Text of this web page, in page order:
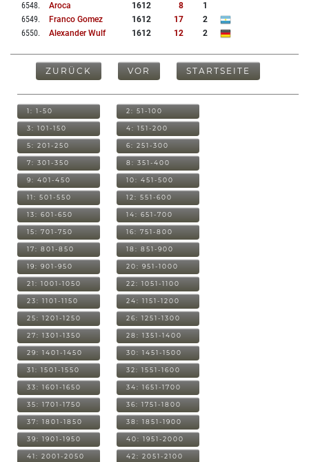
6548. Aroca 1612 8
1
6549. Franco Gomez 1612 17
2
6550. Alexander Wulf 1612 12 2
ZURÜCK VOR STARTSEITE
1: 1-50 2: 51-100
3: 101-150 4: 151-200
5: 201-250 6: 251-300
7: 301-350 8: 351-400
9: 401-450 10: 451-500
11: 501-550 12: 551-600
13: 601-650 14: 651-700
15: 701-750 16: 751-800
17: 801-850 18: 851-900
19: 901-950 20: 951-1000
21: 1001-1050 22: 1051-1100
23: 1101-1150 24: 1151-1200
25: 1201-1250 26: 1251-1300
27: 1301-1350 28: 1351-1400
29: 1401-1450 30: 1451-1500
31: 1501-1550 32: 1551-1600
33: 1601-1650 34: 1651-1700
35: 1701-1750 36: 1751-1800
37: 1801-1850 38: 1851-1900
39: 1901-1950 40: 1951-2000
41: 2001-2050 42: 2051-2100